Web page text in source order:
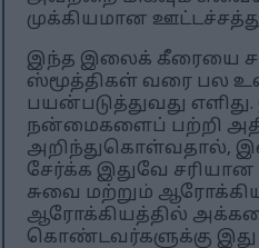
முக்கியமான
இந்த இலைக் கீரையை
ஸ்மூத்திகள் வரை பல
பயன்படுத்துவது
நன்மைகளைப் பற்றி
அறிந்துகொள்வதால்,
சேர்க்க இதுவே
சுவை மற்றும்
ஆரோக்கியத்தில்
கொண்டவர்களுக்கு